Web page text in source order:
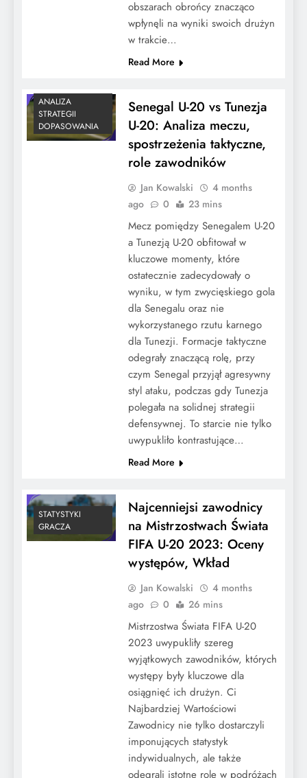
obszarach obrońcy znacząco
wpłynęli na wyniki swoich drużyn
w trakcie…
Read More
ANALIZA
STRATEGII
DOPASOWANIA
Senegal U-20 vs Tunezja
U-20: Analiza meczu,
spostrzeżenia taktyczne,
role zawodników
Jan Kowalski
4 months
ago
0 23 mins
Mecz pomiędzy Senegalem U-20
a Tunezją U-20 obfitował w
kluczowe momenty, które
ostatecznie zadecydowały o
wyniku, w tym zwycięskiego gola
dla Senegalu oraz nie
wykorzystanego rzutu karnego
dla Tunezji. Formacje taktyczne
odegrały znaczącą rolę, przy
czym Senegal przyjął agresywny
styl ataku, podczas gdy Tunezja
polegała na solidnej strategii
defensywnej. To starcie nie tylko
uwypukliło kontrastujące…
Read More
STATYSTYKI
GRACZA
Najcenniejsi zawodnicy
na Mistrzostwach Świata
FIFA U-20 2023: Oceny
występów, Wkład
Jan Kowalski
4 months
ago
0 26 mins
Mistrzostwa Świata FIFA U-20
2023 uwypukliły szereg
wyjątkowych zawodników, których
występy były kluczowe dla
osiągnięć ich drużyn. Ci
Najbardziej Wartościowi
Zawodnicy nie tylko dostarczyli
imponujących statystyk
indywidualnych, ale także
odegrali istotne role w podróżach